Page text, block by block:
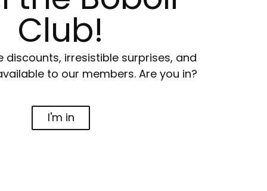
Club!
discounts, irresistible surprises, and
to our members. Are you in?
I'm in